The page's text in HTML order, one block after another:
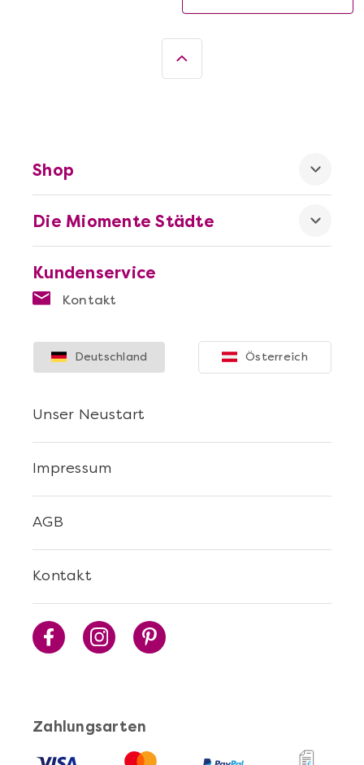
Kundenservice
Kontakt
Die Miomente Städte
Shop
Zahlungsarten
Kontakt
AGB
Impressum
Unser Neustart
Deutschland Österreich